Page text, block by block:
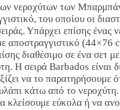
νεροχύτων των
του οποίου οι
Υπάρχει επίσης
αποστραγγιστικό (44×76
διαθέσιμο σε ένα σετ
Η σειρά Barbados
να το παρατηρήσουμε
κάτω από το
κλείσουμε εύκολα ή να